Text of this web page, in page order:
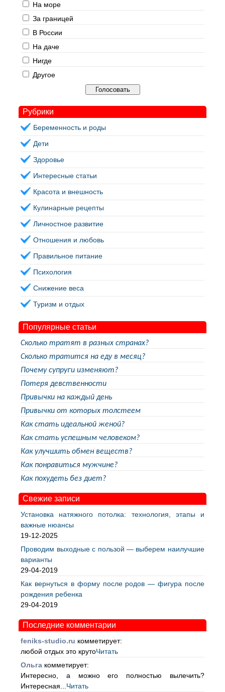
На море
За границей
В России
На даче
Нигде
Другое
Рубрики
Беременность и роды
Дети
Здоровье
Интересные статьи
Красота и внешность
Кулинарные рецепты
Личностное развитие
Отношения и любовь
Правильное питание
Психология
Снижение веса
Туризм и отдых
Популярные статьи
Сколько тратят в разных странах?
Сколько тратится на еду в месяц?
Почему супруги изменяют?
Потеря девственности
Привычки на каждый день
Привычки от которых толстеем
Как стать идеальной женой?
Как стать успешным человеком?
Как улучшить обмен веществ?
Как понравиться мужчине?
Как похудеть без диет?
Свежие записи
Установка натяжного потолка: технология, этапы и
важные нюансы
19-12-2025
Проводим выходные с пользой — выберем наилучшие
варианты
29-04-2019
Как вернуться в форму после родов — фигура после
рождения ребенка
29-04-2019
Последние комментарии
feniks-studio.ru комметирует:
любой отдых это крутоЧитать
Ольга комметирует:
Интересно, а можно его полностью вылечить?
Интересная...Читать